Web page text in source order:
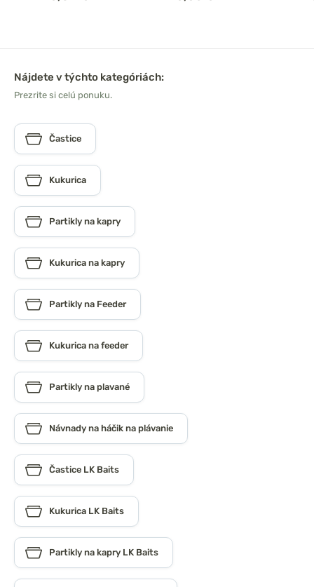
Nájdete v týchto kategóriách:
Prezrite si celú ponuku.
Častice
Kukurica
Partikly na kapry
Kukurica na kapry
Partikly na Feeder
Kukurica na feeder
Partikly na plavané
Návnady na háčik na plávanie
Častice LK Baits
Kukurica LK Baits
Partikly na kapry LK Baits